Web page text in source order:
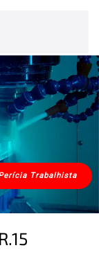
Trabalhista